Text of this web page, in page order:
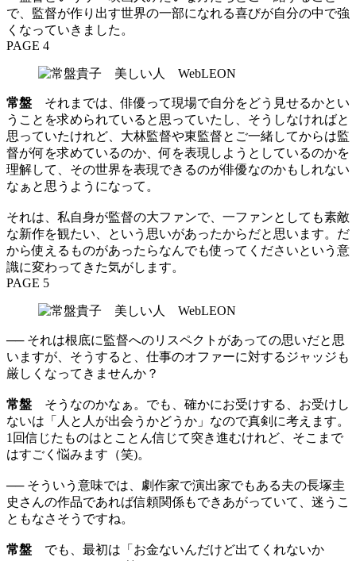
で、監督が作り出す世界の一部になれる喜びが自分の中で強
くなっていきました。
PAGE 4
常盤 それまでは、俳優って現場で自分をどう見せるかとい
うことを求められていると思っていたし、そうしなければと
思っていたけれど、大林監督や東監督とご一緒してからは監
督が何を求めているのか、何を表現しようとしているのかを
理解して、その世界を表現できるのが俳優なのかもしれない
なぁと思うようになって。
それは、私自身が監督の大ファンで、一ファンとしても素敵
な新作を観たい、という思いがあったからだと思います。だ
から使えるものがあったらなんでも使ってくださいという意
識に変わってきた気がします。
PAGE 5
── それは根底に監督へのリスペクトがあっての思いだと思
いますが、そうすると、仕事のオファーに対するジャッジも
厳しくなってきませんか？
常盤 そうなのかなぁ。でも、確かにお受けする、お受けし
ないは「人と人が出会うかどうか」なので真剣に考えます。
1回信じたものはとことん信じて突き進むけれど、そこまで
はすごく悩みます（笑)。
── そういう意味では、劇作家で演出家でもある夫の長塚圭
史さんの作品であれば信頼関係もできあがっていて、迷うこ
ともなさそうですね。
常盤 でも、最初は「お金ないんだけど出てくれないか